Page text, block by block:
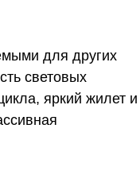
для других
световых
яркий жилет и